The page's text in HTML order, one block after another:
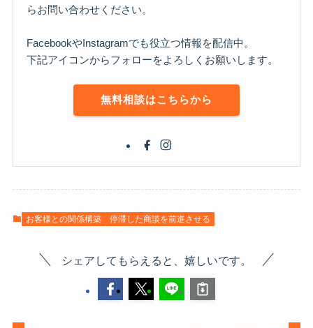
らお問い合わせください。
FacebookやInstagramでも役立つ情報を配信中。
下記アイコンからフォローをよろしくお願いします。
無料相談はこちらから
お客様との関係構築 停滞した商談を前進させる
シェアしてもらえると、嬉しいです。